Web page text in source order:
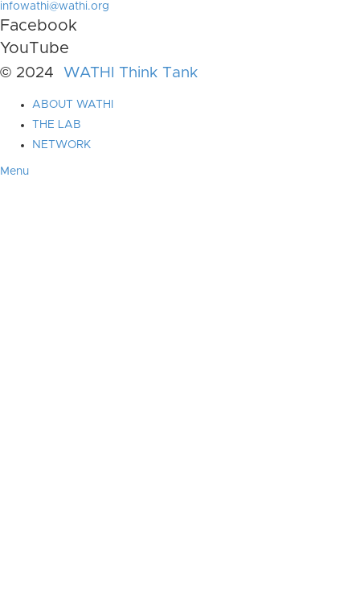
infowathi@wathi.org
Facebook
YouTube
© 2024 WATHI Think Tank
ABOUT WATHI
THE LAB
NETWORK
Menu